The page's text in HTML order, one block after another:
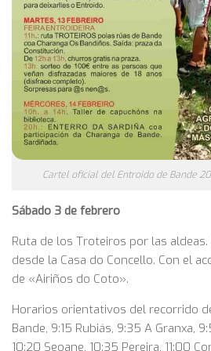
Cartel oficial del Entroido de Bande
Sábado 3 de febrero
Ruta de los Troteiros por las
desde la Casa do Concello. Con el
de «Airiños do Coto».
Horarios orientativos del recorrido
Bande, 9:15 Rubiás, 9:35 A Granxa,
10:20 Seoane, 10:35 Pereira, 11:00